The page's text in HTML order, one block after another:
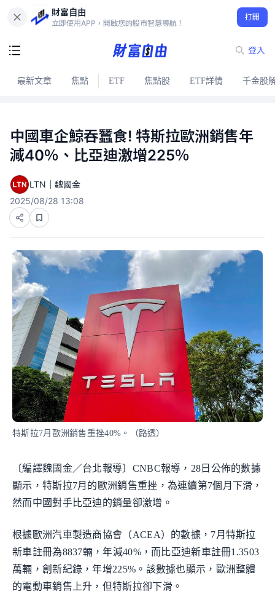
財富自由
立即使用APP，開啟您的股市智慧導航！
打開
登入
最新文章 焦點 ETF 焦點股 ETF詳情 千金股
中國車企鯨吞蠶食! 特斯拉歐洲銷售年
減40％、比亞迪激增225％
LTN｜魏國金
2025/08/28 13:08
特斯拉7月歐洲銷售重挫40%。（路透）
〔編譯魏國金／台北報導〕CNBC報導，28日公佈的數據
顯示，特斯拉7月的歐洲銷售重挫，為連續第7個月下滑，
然而中國對手比亞迪的銷量卻激增。
根據歐洲汽車製造商協會（ACEA）的數據，7月特斯拉
新車註冊為8837輛，年減40%，而比亞迪新車註冊1.3503
萬輛，創新紀錄，年增225%。該數據也顯示，歐洲整體
的電動車銷售上升，但特斯拉卻下滑。